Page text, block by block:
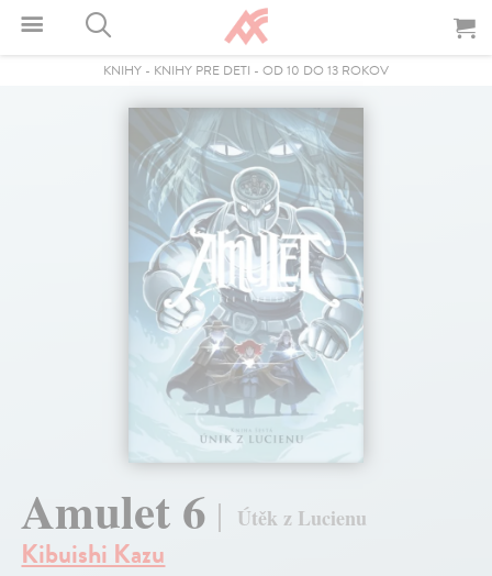
KNIHY - KNIHY PRE DETI - OD 10 DO 13 ROKOV
Amulet 6 Útěk z Lucienu
Kibuishi Kazu